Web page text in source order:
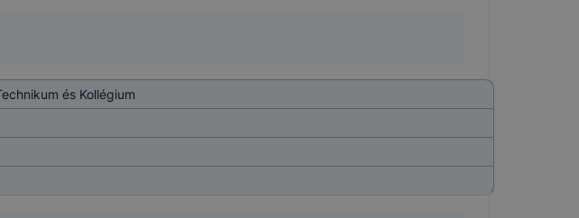
és Kollégium